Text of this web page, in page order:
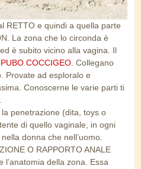
RETTO e quindi a quella parte
La zona che lo circonda è
è subito vicino alla vagina. Il
PUBO COCCIGEO . Collegano
Provate ad esploralo e
Conoscerne le varie parti ti
penetrazione (dita, toys o
di quello vaginale, in ogni
donna che nell’uomo.
O RAPPORTO ANALE
l’anatomia della zona. Essa